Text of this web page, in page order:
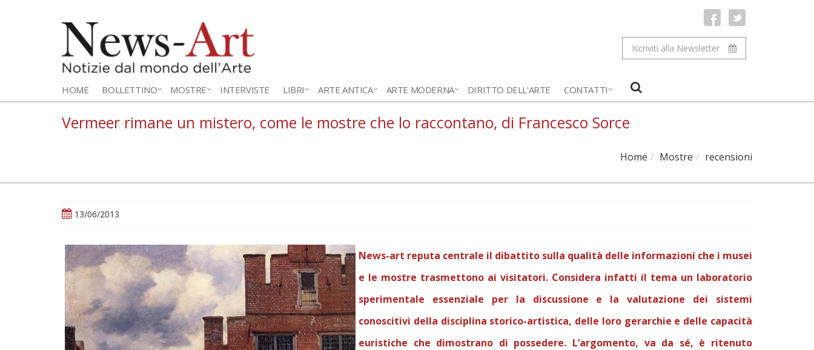
Iscriviti alla Newsletter
HOME BOLLETTINO MOSTRE INTERVISTE LIBRI ARTE ANTICA ARTE MODERNA DIRITTO DELL'ARTE CONTATTI
Vermeer rimane un mistero, come le mostre che lo raccontano, di Francesco Sorce
Home Mostre recensioni
13/06/2013
News-art reputa centrale il dibattito sulla qualità delle informazioni che i musei
e le mostre trasmettono ai visitatori. Considera infatti il tema un laboratorio
sperimentale essenziale per la discussione e la valutazione dei sistemi
conoscitivi della disciplina storico-artistica, delle loro gerarchie e delle capacità
euristiche che dimostrano di possedere. L’argomento, va da sé, è ritenuto